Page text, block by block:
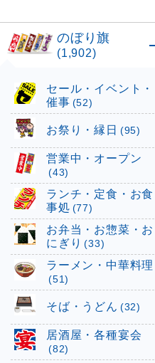
のぼり旗
(1,902)
セール・イベント・
催事 (52)
お祭り・縁日 (95)
営業中・オープン
(43)
ランチ・定食・お食
事処 (77)
お弁当・お惣菜・お
にぎり (33)
ラーメン・中華料理
(51)
そば・うどん (32)
居酒屋・各種宴会
(82)